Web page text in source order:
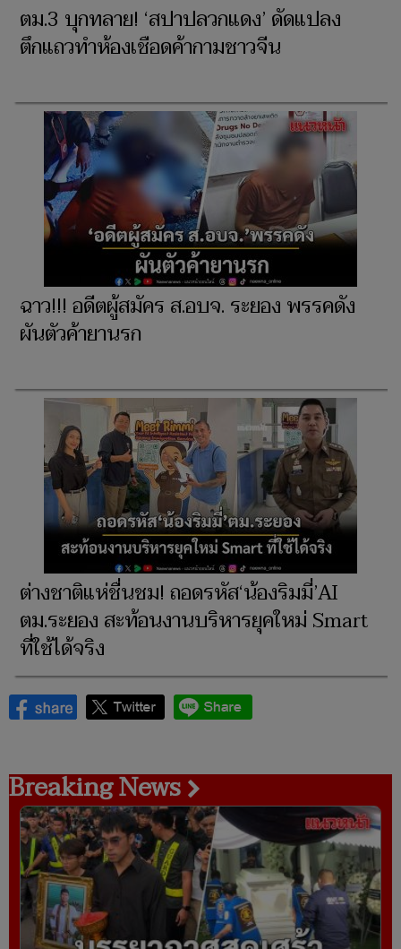
ตม.3 บุกทลาย! ‘สปาปลวกแดง’ ดัดแปลง
ตึกแถวทำห้องเชือดค้ากามชาวจีน
ฉาว!!! อดีตผู้สมัคร ส.อบจ. ระยอง พรรคดัง
ผันตัวค้ายานรก
ต่างชาติแห่ชื่นชม! ถอดรหัส‘น้องริมมี่’AI
ตม.ระยอง สะท้อนงานบริหารยุคใหม่ Smart
ที่ใช้ได้จริง
Breaking News